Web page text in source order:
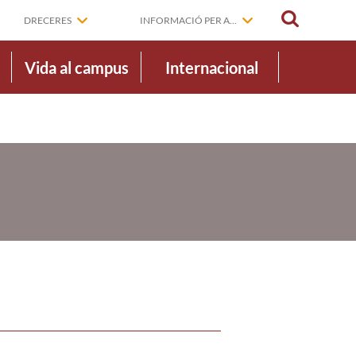
DRECERES INFORMACIÓ PER A...
Vida al campus Internacional